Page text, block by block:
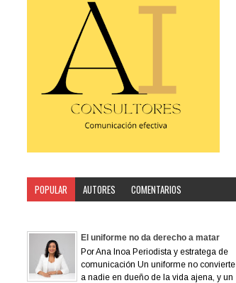
POPULAR AUTORES
COMENTARIOS
El uniforme no da derecho a matar
Por Ana Inoa Periodista y estratega de
comunicación Un uniforme no convierte
a nadie en dueño de la vida ajena, y un